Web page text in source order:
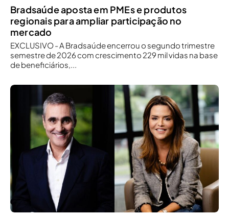
Bradsaúde aposta em PMEs e produtos
regionais para ampliar participação no
mercado
EXCLUSIVO - A Bradsaúde encerrou o segundo trimestre
semestre de 2026 com crescimento 229 mil vidas na base
de beneficiários,...